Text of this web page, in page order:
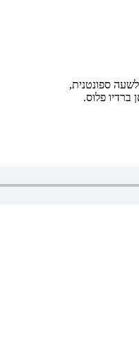
ספונטנית,
פלוס.